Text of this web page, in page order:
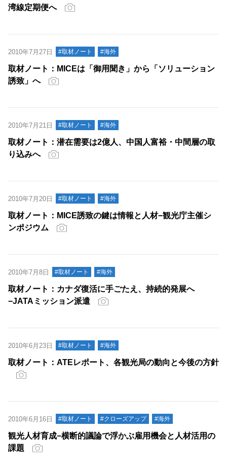
湾線定期便へ
2010年7月27日 #取材ノート #海外
取材ノート：MICEは「御用聞き」から「ソリューション
誘致」へ
2010年7月21日 #取材ノート #海外
取材ノート：潜在需要は2億人、中国人富裕・中間層の取
り込みへ
2010年7月20日 #取材ノート #海外
取材ノート：MICE誘致の鍵は情報と人材−観光庁主催シ
ンポジウム
2010年7月8日 #取材ノート #海外
取材ノート：カナダ復活に手ごたえ、持続的発展へ
−JATAミッション派遣
2010年6月23日 #取材ノート #海外
取材ノート：ATEレポート、各観光局の動向と今後の方針
2010年6月16日 #取材ノート #クローズアップ #海外
観光人材育成−横断的議論で浮かぶ雇用機会と人材活用の
課題